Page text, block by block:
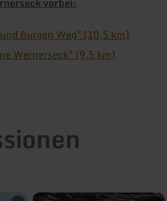
vorbei:
Burgen Weg" (10,5 km)
Wernerseck" (9,5 km)